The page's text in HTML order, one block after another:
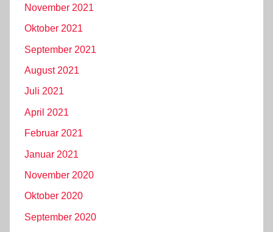
November 2021
Oktober 2021
September 2021
August 2021
Juli 2021
April 2021
Februar 2021
Januar 2021
November 2020
Oktober 2020
September 2020